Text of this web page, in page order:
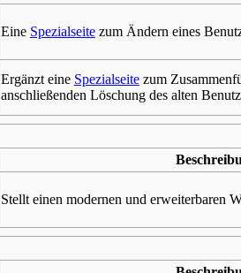
Eine Spezialseitezum Ändern eines
Ergänzt eine Spezialseitezum
anschließenden Löschung des alten
Stellt einen modernen und erweiterbaren